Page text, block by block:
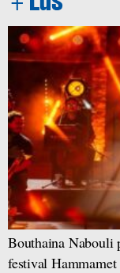
Bouthaina Nabouli
festival